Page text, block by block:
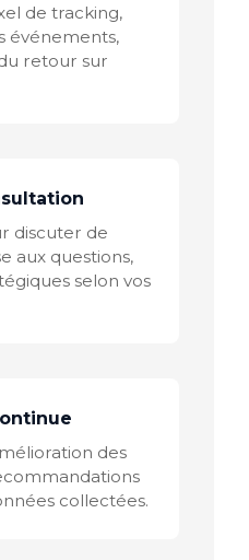
de tracking,
événements,
retour sur
discuter de
aux questions,
selon vos
des
collectées.